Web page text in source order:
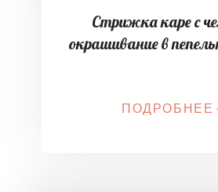
Стрижка каре с
окрашивание в
ПОДРОБНЕЕ